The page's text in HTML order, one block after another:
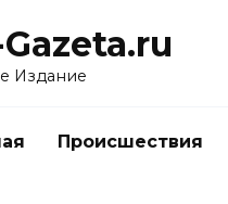
Издание
Происшествия